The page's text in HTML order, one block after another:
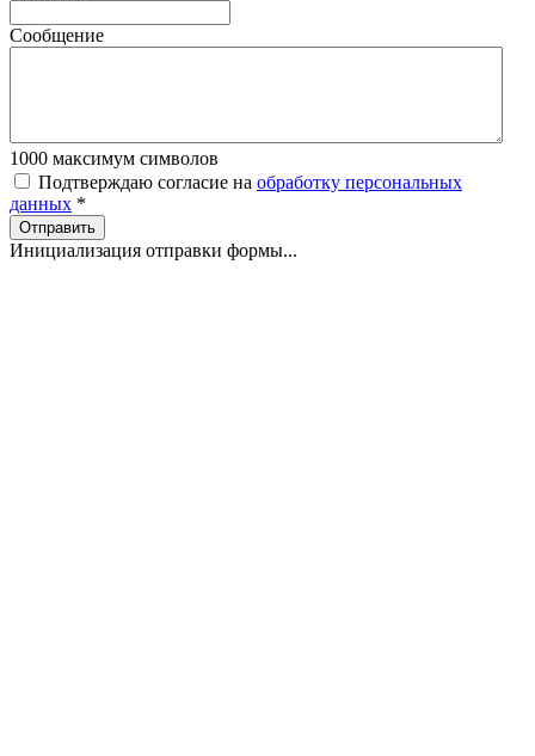
Сообщение
1000 максимум символов
Подтверждаю согласие на обработку персональных
данных *
Отправить
Инициализация отправки формы...